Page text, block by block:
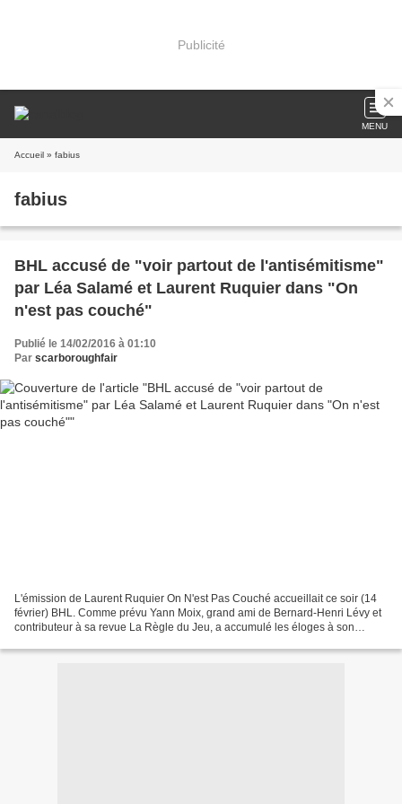
Publicité
MENU
Accueil » fabius
fabius
BHL accusé de "voir partout de l'antisémitisme"
par Léa Salamé et Laurent Ruquier dans "On
n'est pas couché"
Publié le 14/02/2016 à 01:10
Par scarboroughfair
L'émission de Laurent Ruquier On N'est Pas Couché accueillait ce soir (14
février) BHL. Comme prévu Yann Moix, grand ami de Bernard-Henri Lévy et
contributeur à sa revue La Règle du Jeu, a accumulé les éloges à son